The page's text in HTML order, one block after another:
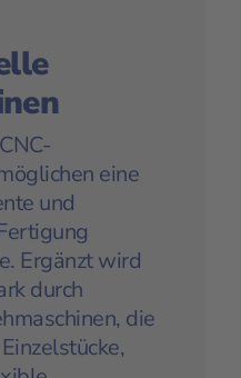
eine
und
Ergänzt wird
durch
die